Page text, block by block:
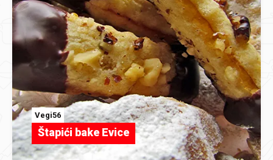
Vegi56
Štapići bake Evice